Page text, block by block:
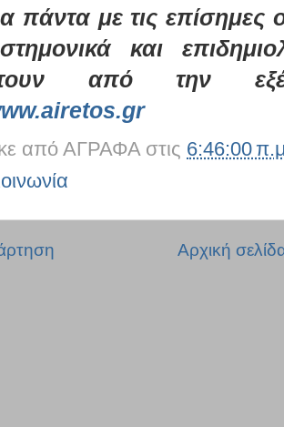
με τις επίσημες
και
από την
από ΑΓΡΑΦΑ στις 6:46:00
Αρχική